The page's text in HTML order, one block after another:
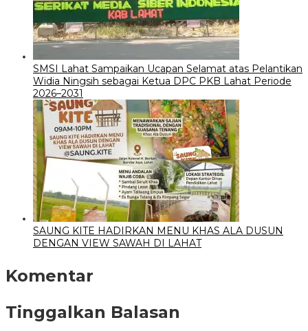
SMSI Lahat Sampaikan Ucapan Selamat atas Pelantikan
Widia Ningsih sebagai Ketua DPC PKB Lahat Periode
2026–2031
SAUNG KITE HADIRKAN MENU KHAS ALA DUSUN
DENGAN VIEW SAWAH DI LAHAT
Komentar
Tinggalkan Balasan